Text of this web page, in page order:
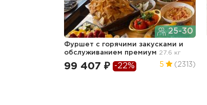
25-30
Фуршет с горячими закусками и
обслуживанием премиум 27.6 кг
99 407 ₽ -22% 5 (2313)